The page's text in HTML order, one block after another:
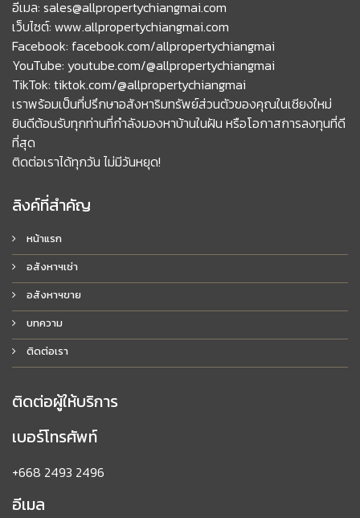
อีเมล: sales@allpropertychiangmai.com
เว็บไซต์: www.allpropertychiangmai.com
Facebook: facebook.com/allpropertychiangmai
YouTube: youtube.com/@allpropertychiangmai
TikTok: tiktok.com/@allpropertychiangmai
เราพร้อมเป็นที่ปรึกษาอสังหาริมทรัพย์ส่วนตัวของคุณในเชียงใหม่
ยินดีต้อนรับทุกท่านที่กำลังมองหาบ้านในฝัน หรือโอกาสการลงทุนที่ดี
ที่สุด
ติดต่อเราได้ทุกวัน ไม่มีวันหยุด!
ลิงค์ที่สำคัญ
หน้าแรก
อสังหาฯเช่า
อสังหาฯขาย
บทความ
ติดต่อเรา
ติดต่อผู้ให้บริการ
เบอร์โทรศัพท์
+668 2493 2496
อีเมล